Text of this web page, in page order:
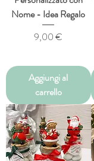
Nome - Idea Regalo
Prezzo
9,00 €
Aggiungi al
carrello